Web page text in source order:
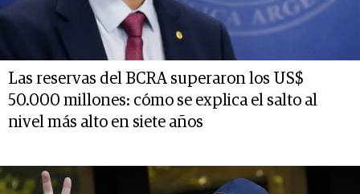
Las reservas del BCRA superaron los US$
50.000 millones: cómo se explica el salto al
nivel más alto en siete años